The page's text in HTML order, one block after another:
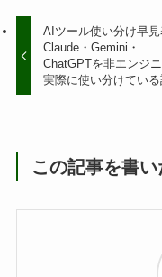
AIツール使い分け早見
Claude・Gemini・
ChatGPTを非エンジ
実際に使い分けてい
この記事を書い